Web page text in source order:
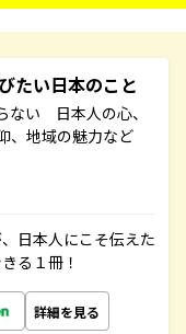
たい日本のこと
ない 日本人の心、
、地域の魅力など
日本人にこそ伝えた
る１冊！
詳細を見る